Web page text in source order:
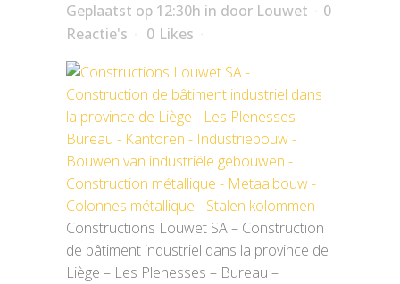
Geplaatst op 12:30h in door Louwet
0
Reactie's
0 Likes
Constructions Louwet SA – Construction
de bâtiment industriel dans la province de
Liège – Les Plenesses – Bureau –